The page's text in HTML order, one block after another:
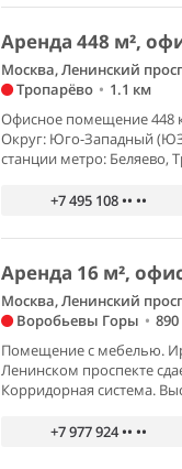
Аренда 448 м²,
Москва, Ленинский
Тропарёво • 1.1 км
Офисное помещение 448
Округ: Юго-Западный
станции метро: Беляево,
+7 495 108 •• ••
Аренда 16 м²,
Москва, Ленинский
Воробьевы Горы •
Помещение с мебелью.
Ленинском проспекте
Корридорная система.
+7 977 924 •• ••